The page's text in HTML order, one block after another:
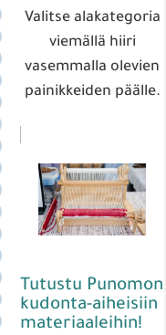
Valitse alakategoria
viemällä hiiri
vasemmalla olevien
painikkeiden päälle.
Tutustu Punomon
kudonta-aiheisiin
materiaaleihin!